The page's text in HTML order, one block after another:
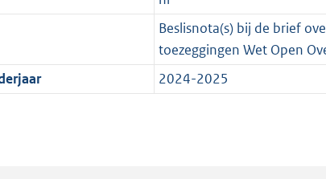
Beslisnota(s) bij de brief
toezeggingen Wet Open
2024-2025